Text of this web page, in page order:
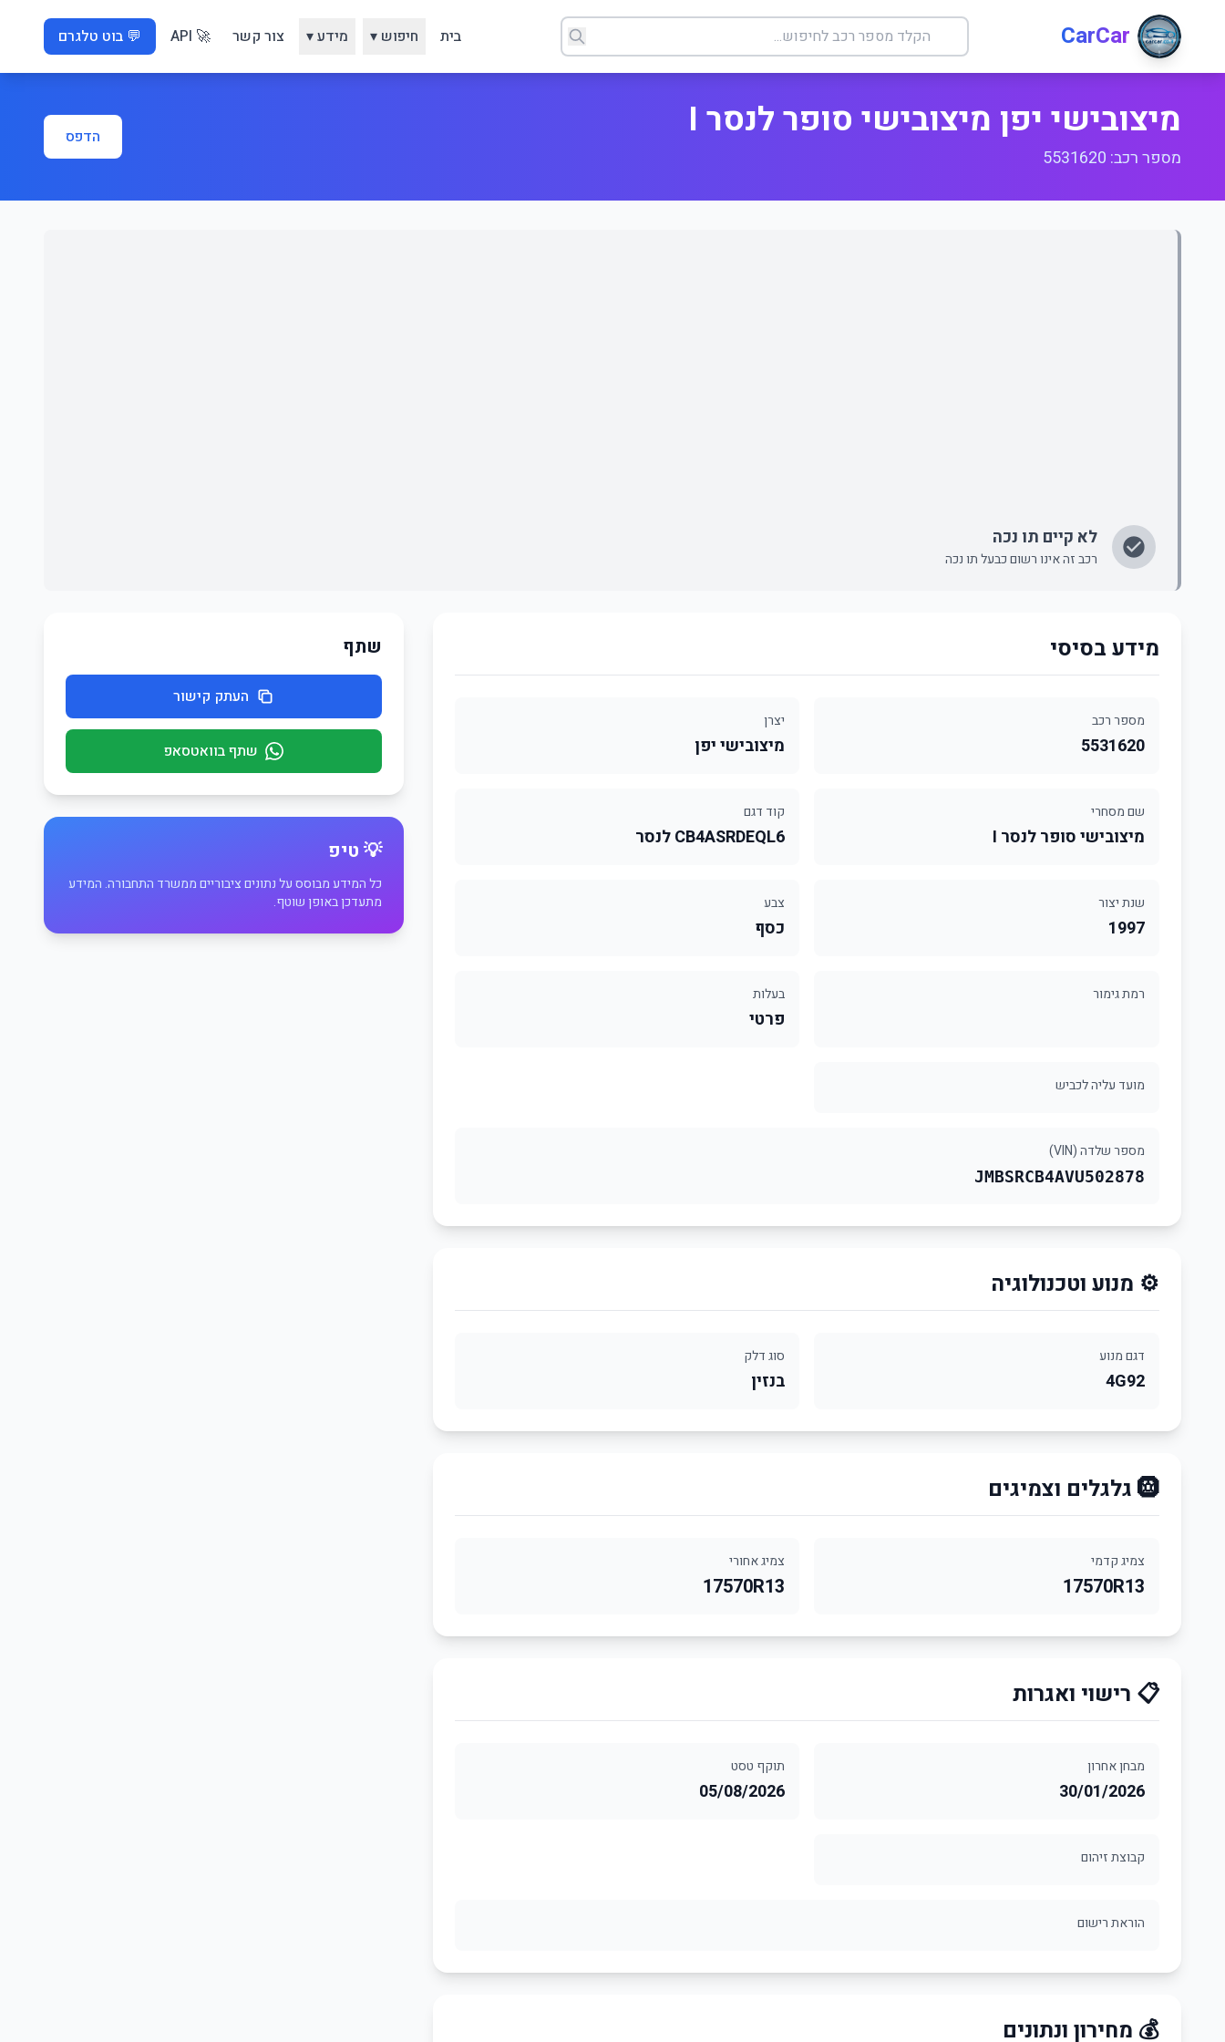
CarCar בית חיפוש ▾ מידע ▾ צור קשר 🚀 API 💬 בוט טלגרם
מיצובישי יפן מיצובישי סופר לנסר I
מספר רכב: 5531620
הדפס
לא קיים תו נכה
רכב זה אינו רשום כבעל תו נכה
מידע בסיסי
מספר רכב
5531620
יצרן
מיצובישי יפן
שם מסחרי
מיצובישי סופר לנסר I
קוד דגם
CB4ASRDEQL6 לנסר
שנת יצור
1997
צבע
כסף
רמת גימור בעלות
פרטי
מועד עליה לכביש
מספר שלדה (VIN)
JMBSRCB4AVU502878
⚙️ מנוע וטכנולוגיה
דגם מנוע
4G92
סוג דלק
בנזין
🛞 גלגלים וצמיגים
צמיג קדמי
17570R13
צמיג אחורי
17570R13
📋 רישוי ואגרות
מבחן אחרון
30/01/2026
תוקף טסט
05/08/2026
קבוצת זיהום
הוראת רישום
💰 מחירון ונתונים
שתף
העתק קישור
שתף בוואטסאפ
💡 טיפ
כל המידע מבוסס על נתונים ציבוריים ממשרד התחבורה. המידע
מתעדכן באופן שוטף.